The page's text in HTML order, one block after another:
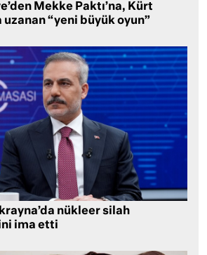
Mekke Paktı’na, Kürt
uzanan “yeni büyük oyun”
nükleer silah
ima etti